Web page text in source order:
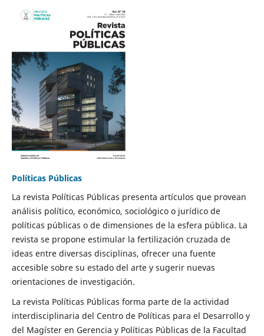
Políticas Públicas
La revista Políticas Públicas presenta artículos que provean
análisis político, económico, sociológico o jurídico de
políticas públicas o de dimensiones de la esfera pública. La
revista se propone estimular la fertilización cruzada de
ideas entre diversas disciplinas, ofrecer una fuente
accesible sobre su estado del arte y sugerir nuevas
orientaciones de investigación.
La revista Políticas Públicas forma parte de la actividad
interdisciplinaria del Centro de Políticas para el Desarrollo y
del Magíster en Gerencia y Políticas Públicas de la Facultad